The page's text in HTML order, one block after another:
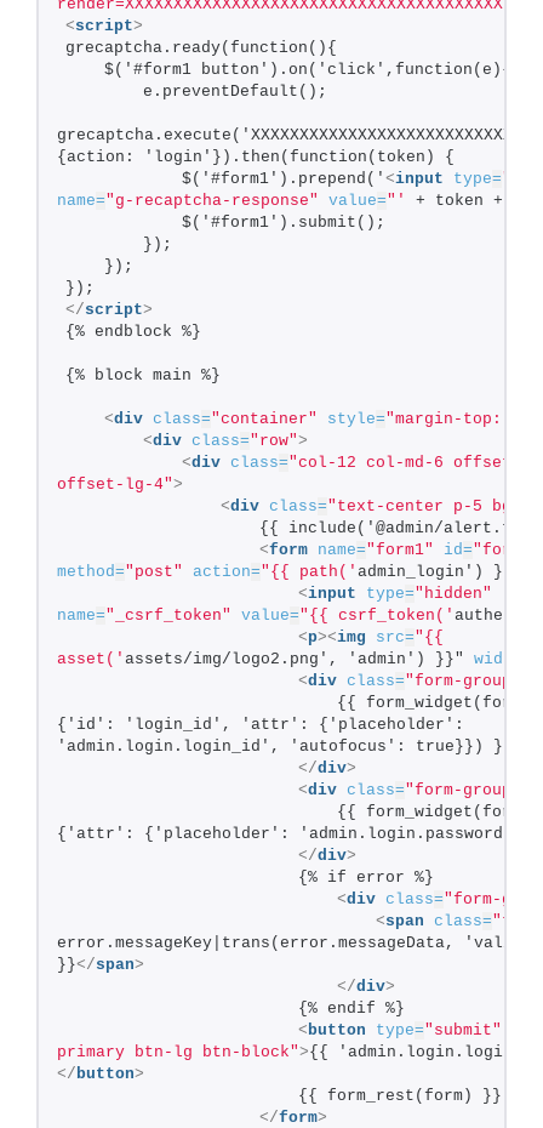
render=XXXXXXXXXXXXXXXXXXXXXXXXXXXXXXXXXXXXXXX"
<script>
grecaptcha.ready(function(){
    $('#form1 button').on('click',function(e){
        e.preventDefault();
{action: 'login'}).then(function(token) {
            $('#form1').prepend('
<input type=
name="g-recaptcha-response" value="' + token + '"
            $('#form1').submit();
        });
    });
});
</script>
{% endblock %}
{% block main %}
<div class="container" style="margin-top:
<div class="row">
<div class="col-12 col-md-6 offset-
offset-lg-4">
<div class="text-center p-5 bg-
{{ include('@admin/
<form name="form1" id="form1"
method="post" action="{{ path(' admin_login') }}"
<input type="hidden"
name="_csrf_token" value="{{ csrf_token('
<p><img src="{{
asset(' assets/img/logo2.png', 'admin') }}" width
<div class="form-group"
{{
{'id': 'login_id', 'attr': {'placeholder':
'admin.login.login_id', 'autofocus': true}}) }}
</div>
<div class="form-group"
{{
{'attr': {'placeholder':
</div>
                        {% if error %}
<div class="form-
<span class=
error.messageKey|trans(error.messageData,
}}</span>
</div>
                        {% endif %}
< button type="submit"
primary btn-lg btn-block">{{
</ button>
                        {{ form_rest(form) }}
</form>